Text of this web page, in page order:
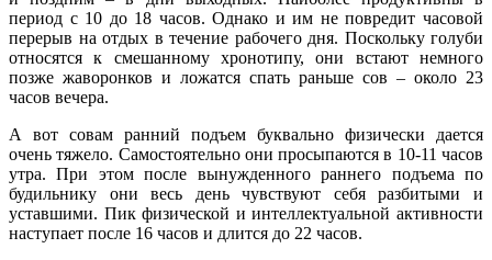
период с 10 до 18 часов. Однако и им не повредит часовой
перерыв на отдых в течение рабочего дня. Поскольку голуби
относятся к смешанному хронотипу, они встают немного
позже жаворонков и ложатся спать раньше сов – около 23
часов вечера.
А вот совам ранний подъем буквально физически дается
очень тяжело. Самостоятельно они просыпаются в 10-11 часов
утра. При этом после вынужденного раннего подъема по
будильнику они весь день чувствуют себя разбитыми и
уставшими. Пик физической и интеллектуальной активности
наступает после 16 часов и длится до 22 часов.